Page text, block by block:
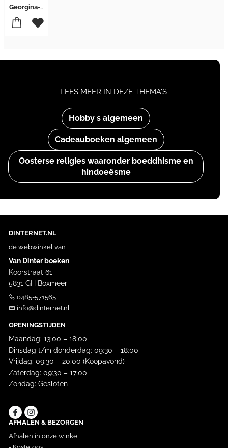
Georgina-Kate Adams
Hobby s algemeen
Cadeauboeken algemeen
Oosterse religies waaronder boeddhisme en
hindoeësme
LEES MEER IN DEZE THEMA'S
DINTERNET.NL
de webwinkel van
Van Dinter boeken
Koorstraat 61
5831 GH Boxmeer
0485-571565
info@dinternet.nl
OPENINGSTIJDEN
Maandag: 13:00 – 18:00
Dinsdag t/m donderdag: 09:30 – 18:00
Vrijdag: 09:30 – 20:00 (Koopavond)
Zaterdag: 09:30 – 17:00
Zondag: Gesloten
AFHALEN & BEZORGEN
Afhalen in onze winkel